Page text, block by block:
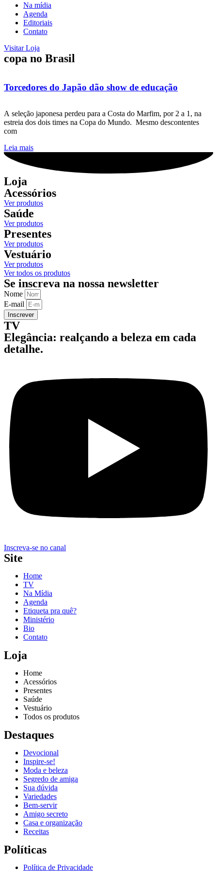
Na mídia
Agenda
Editoriais
Contato
Visitar Loja
copa no Brasil
Torcedores do Japão dão show de educação
A seleção japonesa perdeu para a Costa do Marfim, por 2 a 1, na
estreia dos dois times na Copa do Mundo. Mesmo descontentes
com
Leia mais
Loja
Acessórios
Ver produtos
Saúde
Ver produtos
Presentes
Ver produtos
Vestuário
Ver produtos
Ver todos os produtos
Se inscreva na nossa newsletter
Nome
E-mail
Inscrever
TV
Elegância: realçando a beleza em cada
detalhe.
Inscreva-se no canal
Site
Home
TV
Na Mídia
Agenda
Etiqueta pra quê?
Ministério
Bio
Contato
Loja
Home
Acessórios
Presentes
Saúde
Vestuário
Todos os produtos
Destaques
Devocional
Inspire-se!
Moda e beleza
Segredo de amiga
Sua dúvida
Variedades
Bem-servir
Amigo secreto
Casa e organização
Receitas
Políticas
Política de Privacidade